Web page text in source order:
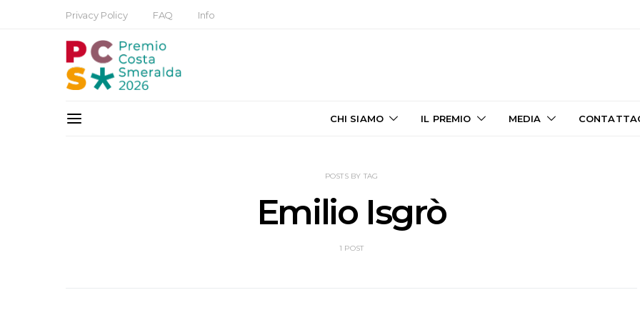
Privacy Policy FAQ Info
CHI SIAMO IL PREMIO MEDIA
POSTS BY TAG
Emilio Isgrò
1 POST